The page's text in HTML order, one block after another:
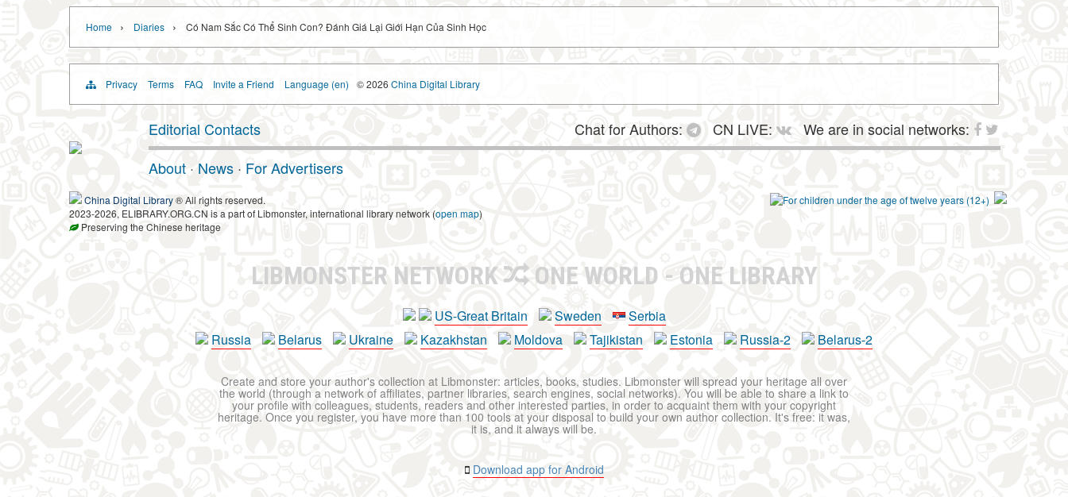
Home › Diaries › Có Nam Sắc Có Thể Sinh Con? Đánh Giá Lại Giới Hạn Của Sinh Học
Privacy Terms FAQ Invite a Friend Language (en) © 2026 China Digital Library
Editorial Contacts Chat for Authors: CN LIVE:
We are in social networks:
About · News · For Advertisers
China Digital Library® All rights reserved.
2023-2026, ELIBRARY.ORG.CN is a part of Libmonster, international library network (open map)
Preserving the Chinese heritage
LIBMONSTER NETWORK ONE WORLD - ONE LIBRARY
US-Great Britain Sweden
Serbia
Russia
Belarus Ukraine Kazakhstan Moldova Tajikistan Estonia Russia-2 Belarus-2
Create and store your author's collection at Libmonster: articles, books, studies. Libmonster will spread your heritage all over
the world (through a network of affiliates, partner libraries, search engines, social networks). You will be able to share a link to
your profile with colleagues, students, readers and other interested parties, in order to acquaint them with your copyright
heritage. Once you register, you have more than 100 tools at your disposal to build your own author collection. It's free: it was,
it is, and it always will be.
Download app for Android